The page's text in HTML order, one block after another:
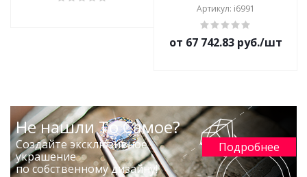
Артикул: i6991
от 67 742.83 руб./шт
Не нашли То Самое?
Создайте эксклюзивное
украшение
по собственному дизайну!
Подробнее